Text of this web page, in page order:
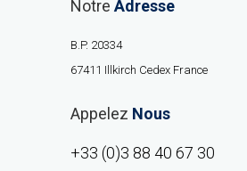
Notre Adresse
B.P. 20334
67411 Illkirch Cedex France
Appelez Nous
+33 (0)3 88 40 67 30